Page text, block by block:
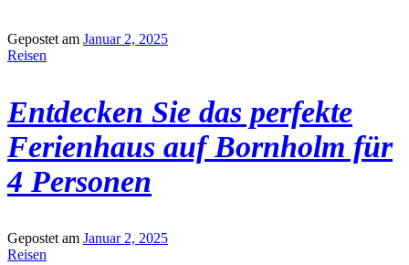
Gepostet am Januar 2, 2025
Reisen
Entdecken Sie das perfekte
Ferienhaus auf Bornholm für
4 Personen
Gepostet am Januar 2, 2025
Reisen